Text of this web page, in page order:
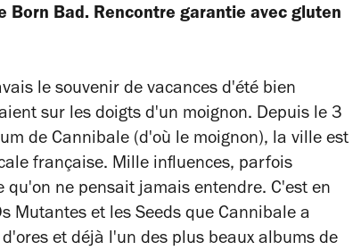
Born Bad. Rencontre garantie avec gluten
le souvenir de vacances d'été bien
sur les doigts d'un moignon. Depuis le 3
de Cannibale (d'où le moignon), la ville est
française. Mille influences, parfois
qu'on ne pensait jamais entendre. C'est en
Mutantes et les Seeds que Cannibale a
et déjà l'un des plus beaux albums de